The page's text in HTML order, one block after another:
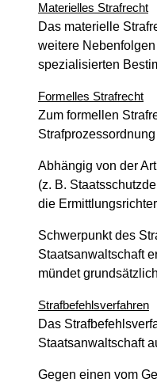
Materielles Strafrecht
Das materielle
weitere
spezialisierten
Formelles Strafrecht
Zum formellen
Abhängig von der
(z. B.
die
Schwerpunkt des
Staatsanwaltschaft
mündet
Strafbefehlsverfahren
Das
Staatsanwaltschaft
Gegen einen vom